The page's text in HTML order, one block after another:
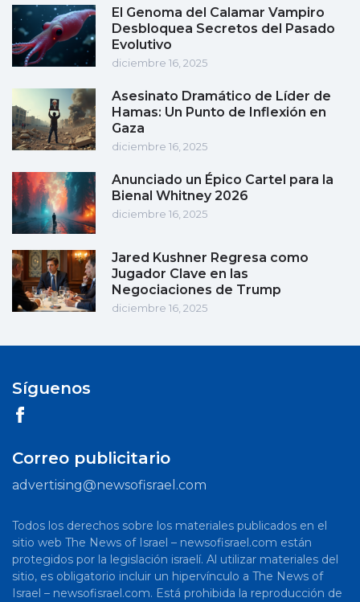
El Genoma del Calamar Vampiro
Desbloquea Secretos del Pasado
Evolutivo
diciembre 16, 2025
Asesinato Dramático de Líder de
Hamas: Un Punto de Inflexión en
Gaza
diciembre 16, 2025
Anunciado un Épico Cartel para la
Bienal Whitney 2026
diciembre 16, 2025
Jared Kushner Regresa como
Jugador Clave en las
Negociaciones de Trump
diciembre 16, 2025
Síguenos
Correo publicitario
advertising@newsofisrael.com
Todos los derechos sobre los materiales publicados en el
sitio web The News of Israel – newsofisrael.com están
protegidos por la legislación israelí. Al utilizar materiales del
sitio, es obligatorio incluir un hipervínculo a The News of
Israel – newsofisrael.com. Está prohibida la reproducción de